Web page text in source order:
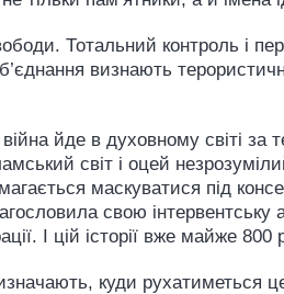
Тотальний контроль і
визнають
йде в духовному світі за
світ і оцей
маскуватися під
свою
І цій історії вже майже 800
куди рухатиметься